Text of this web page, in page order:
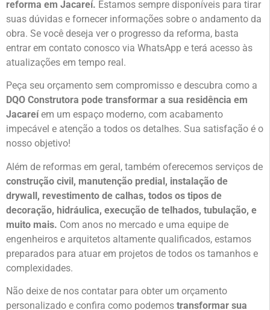
reforma em Jacareí. Estamos sempre disponíveis para tirar
suas dúvidas e fornecer informações sobre o andamento da
obra. Se você deseja ver o progresso da reforma, basta
entrar em contato conosco via WhatsApp e terá acesso às
atualizações em tempo real.
Peça seu orçamento sem compromisso e descubra como a
DQO Construtora pode transformar a sua residência em
Jacareíem um espaço moderno, com acabamento
impecável e atenção a todos os detalhes. Sua satisfação é o
nosso objetivo!
Além de reformas em geral, também oferecemos serviços de
construção civil, manutenção predial, instalação de
drywall, revestimento de calhas, todos os tipos de
decoração, hidráulica, execução de telhados, tubulação, e
muito mais. Com anos no mercado e uma equipe de
engenheiros e arquitetos altamente qualificados, estamos
preparados para atuar em projetos de todos os tamanhos e
complexidades.
Não deixe de nos contatar para obter um orçamento
personalizado e confira como podemos transformar sua